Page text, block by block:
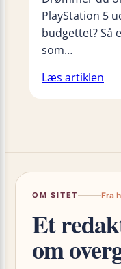
PlayStation 5
budgettet? Så
som…
Læs artiklen
OM SITET Fra
Et
om